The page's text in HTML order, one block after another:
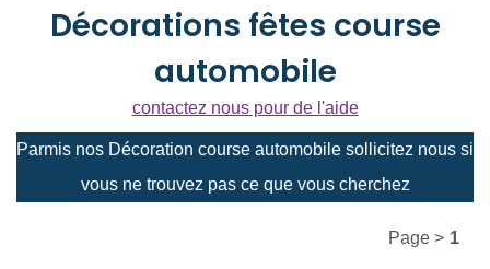
Décorations fêtes course
automobile
contactez nous pour de l'aide
Parmis nos Décoration course automobile sollicitez nous si
vous ne trouvez pas ce que vous cherchez
Page > 1